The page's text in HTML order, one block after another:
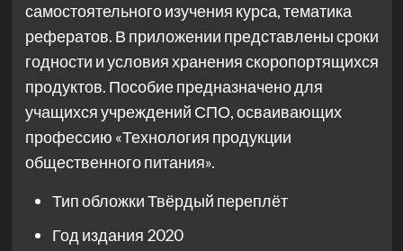
самостоятельного изучения курса, тематика
рефератов. В приложении представлены сроки
годности и условия хранения скоропортящихся
продуктов. Пособие предназначено для
учащихся учреждений СПО, осваивающих
профессию «Технология продукции
общественного питания».
Тип обложкиТвёрдый переплёт
Год издания 2020